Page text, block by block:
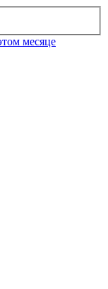
месяце